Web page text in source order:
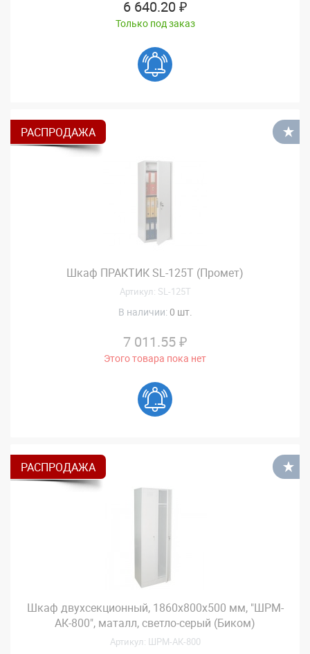
6 640.20 ₽
Только под заказ
РАСПРОДАЖА
Шкаф ПРАКТИК SL-125T (Промет)
Артикул: SL-125T
В наличии: 0 шт.
7 011.55 ₽
Этого товара пока нет
РАСПРОДАЖА
Шкаф двухсекционный, 1860х800х500 мм, "ШРМ-
АК-800", маталл, светло-серый (Биком)
Артикул: ШРМ-АК-800